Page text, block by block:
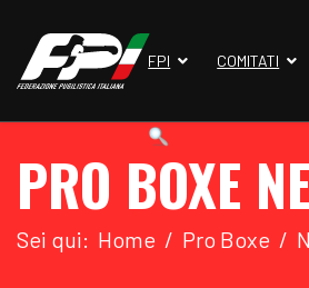
FPI COMITATI
PRO BOXE
Sei qui: Home Pro Boxe